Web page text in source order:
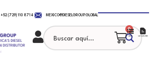
+52 (729) 110 8714 MEXICO@DIESELGROUP.GLOBAL
0